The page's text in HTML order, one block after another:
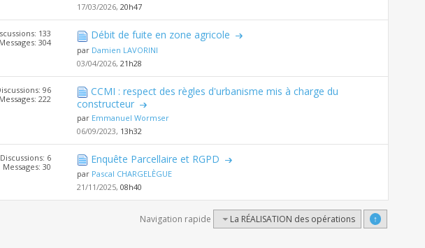
17/03/2026,20h47
133
Messages: 304
Débit de fuite en zone agricole
par Damien LAVORINI
03/04/2026,21h28
96
Messages: 222
CCMI : respect des règles d'urbanisme mis à charge du
constructeur
par Emmanuel Wormser
06/09/2023, 13h32
Discussions: 6
Messages: 30
Enquête Parcellaire et RGPD
par Pascal CHARGELÈGUE
21/11/2025,08h40
Navigation rapide La RÉALISATION des opérations ↑